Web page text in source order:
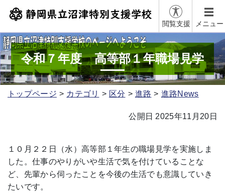
閲覧支援 メニュー
令和７年度 高等部１年職場見学
トップページ カテゴリ 区分 進路 進路News
公開日 2025年11月20日
１０月２２日（水）高等部１年生の職場見学を実施しま
した。仕事のやりがいや生活で気を付けていることな
ど、先輩から伺ったことを今後の生活でも意識していき
たいです。